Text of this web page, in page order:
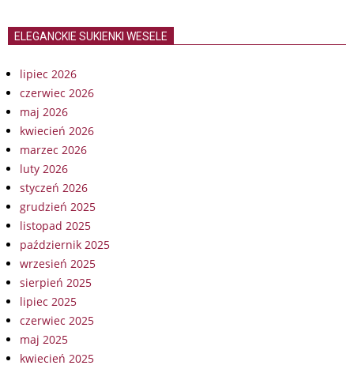
ELEGANCKIE SUKIENKI WESELE
lipiec 2026
czerwiec 2026
maj 2026
kwiecień 2026
marzec 2026
luty 2026
styczeń 2026
grudzień 2025
listopad 2025
październik 2025
wrzesień 2025
sierpień 2025
lipiec 2025
czerwiec 2025
maj 2025
kwiecień 2025